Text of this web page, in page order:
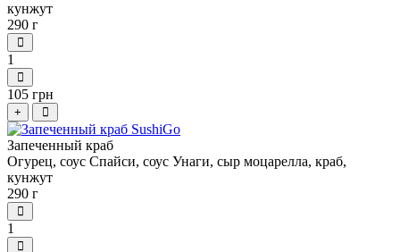
кунжут
290 г
1
105 грн
+
Запеченный краб
Огурец, соус Спайси, соус Унаги, сыр моцарелла, краб,
кунжут
290 г
1